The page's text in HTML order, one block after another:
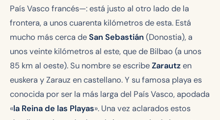
País Vasco francés—: está justo al otro lado de la
frontera, a unos cuarenta kilómetros de esta. Está
mucho más cerca deSan Sebastián (Donostia), a
unos veinte kilómetros al este, que de Bilbao (a unos
85 km al oeste). Su nombre se escribeZarautzen
euskera y Zarauz en castellano. Y su famosa playa es
conocida por ser la más larga del País Vasco, apodada
«la Reina de las Playas». Una vez aclarados estos